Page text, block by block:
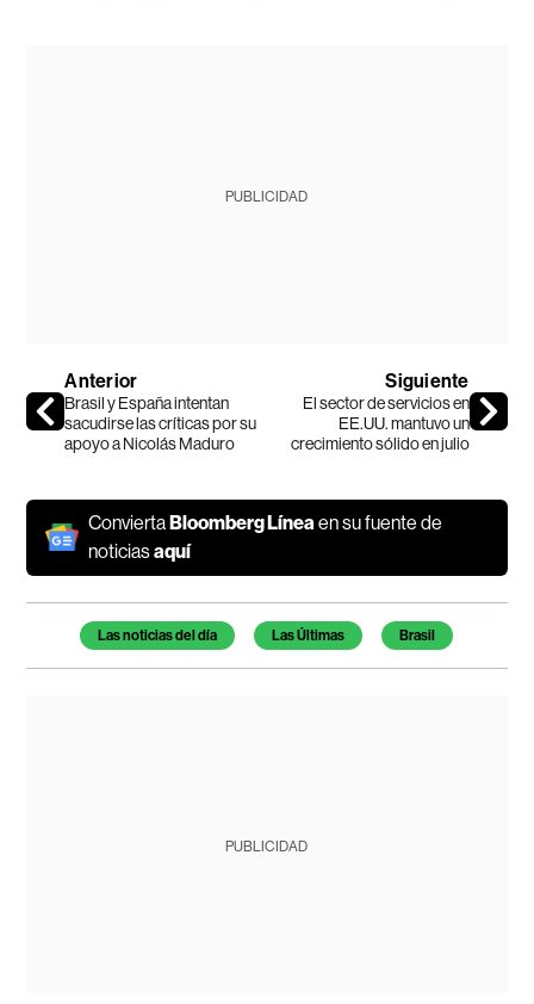
PUBLICIDAD
Anterior
Brasil y España intentan
sacudirse las críticas por su
apoyo a Nicolás Maduro
Siguiente
El sector de servicios en
EE.UU. mantuvo un
crecimiento sólido en julio
ConviertaBloomberg Línea en su fuente de
noticiasaquí
Temas de este artículo
Las noticias del día Las Últimas Brasil
PUBLICIDAD